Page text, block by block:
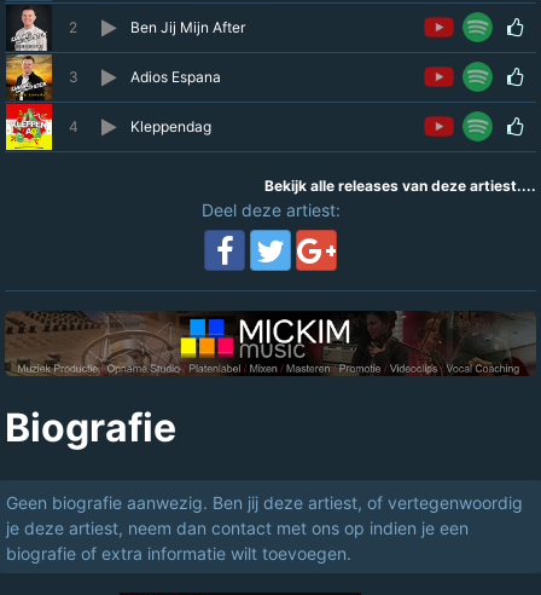
2 Ben Jij Mijn After
3 Adios Espana
4 Kleppendag
Bekijk alle releases van deze artiest....
Deel deze artiest:
Biografie
Geen biografie aanwezig. Ben jij deze artiest, of vertegenwoordig
je deze artiest, neem dan contact met ons op indien je een
biografie of extra informatie wilt toevoegen.